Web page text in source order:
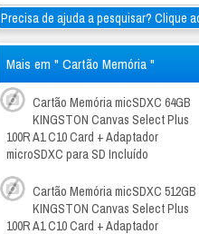
Precisa de ajuda a pesquisar? Clique
Mais em " Cartão Memória "
Cartão Memória micSDXC 64GB
KINGSTON Canvas Select Plus
100R A1 C10 Card + Adaptador
microSDXC para SD Incluído
Cartão Memória micSDXC 512GB
KINGSTON Canvas Select Plus
100R A1 C10 Card + Adaptador